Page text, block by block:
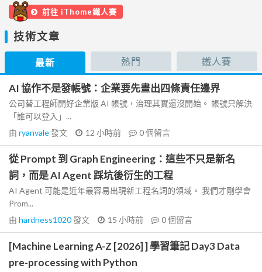
前往 iThome鐵人賽
技術文章
最新 熱門 鐵人賽
AI 協作不是發帳號：企業要先畫出四條責任邊界
公司替工程師開好企業版 AI 帳號，治理其實還沒開始。 帳號只解決
「誰可以登入」...
由 ryanvale發文 12 小時前 0個留言
從 Prompt 到 Graph Engineering：這些不只是新名
詞，而是 AI Agent 踩坑後衍生的工程
AI Agent 可能是近年最容易出現新工程名詞的領域。 我們才剛學會
Prom...
由 hardness1020發文 15 小時前 0個留言
[Machine Learning A-Z [2026] ] 學習筆記 Day3 Data
pre-processing with Python